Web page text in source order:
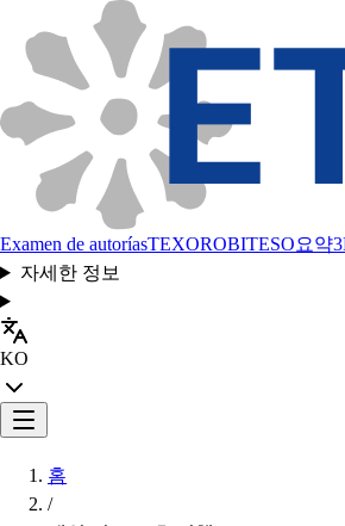
Examen de autoríasTEXOROBITESO요약
자세한 정보
KO
홈
/